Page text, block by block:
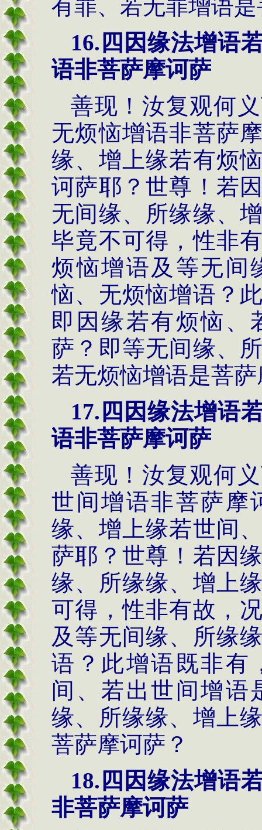
有罪、若无罪增语
16. 四因缘法增语
语非菩萨摩诃萨
善现！汝复观何
无烦恼增语非菩萨
缘、增上缘若有烦
诃萨耶？世尊！若
无间缘、所缘缘、
毕竟不可得，性非
烦恼增语及等无间
恼、无烦恼增语？
即因缘若有烦恼、
萨？即等无间缘、
若无烦恼增语是菩
17. 四因缘法增语
语非菩萨摩诃萨
善现！汝复观何
世间增语非菩萨摩
缘、增上缘若世间
萨耶？世尊！若因
缘、所缘缘、增上
可得，性非有故，
及等无间缘、所缘
语？此增语既非有
间、若出世间增语
缘、所缘缘、增上
菩萨摩诃萨？
18. 四因缘法增语
非菩萨摩诃萨